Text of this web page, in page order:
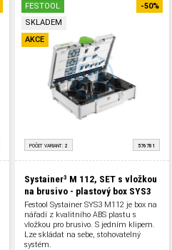
FESTOOL
SKLADEM
AKCE
-50%
POČET VARIANT: 2 576781
Systainer³ M 112, SET s vložkou
na brusivo - plastový box SYS3
Festool Systainer SYS3 M112 je box na
nářadí z kvalitního ABS plastu s
vložkou pro brusivo. S jedním klipem.
Lze skládat na sebe, stohovatelný
systém.